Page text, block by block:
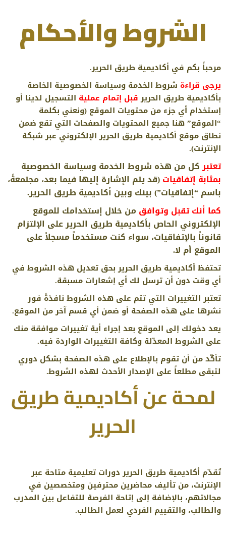
الشروط والأحكام
مرحباً بكم في أكاديمية طريق الحرير.
يرجى قراءة شروط الخدمة وسياسة الخصوصية الخاصة
بأكاديمية طريق الحريرقبل إتمام عملية التسجيل لدينا أو
إستخدام أي جزء من محتويات الموقع (ونعني بكلمة
“الموقع” هنا جميع المحتويات والصفحات التي تقع ضمن
نطاق موقع أكاديمية طريق الحرير الإلكتروني عبر شبكة
الإنترنت).
تعتبركل من هذه شروط الخدمة وسياسة الخصوصية
بمثابة إتفاقيات(قد يتم الإشارة إليها فيما بعد، مجتمعةً،
باسم “إتفاقيات”) بينك وبين أكاديمية طريق الحرير.
كما أنك تقبل وتوافقمن خلال إستخدامك للموقع
الإلكتروني الحاص بأكاديمية طريق الحرير على الإلتزام
قانوناً بالإتفاقيات، سواء كنت مستخدماً مسجلاً على
الموقع أم لا.
تحتفظ أكاديمية طريق الحرير بحق تعديل هذه الشروط في
أي وقت دون أن ترسل لك أي إشعارات مسبقة.
تعتبر التغييرات التي تتم على هذه الشروط نافذةً فور
نشرها على هذه الصفحة أو ضمن أي قسم آخر من الموقع.
يعد دخولك إلى الموقع بعد إجراء أية تغييرات موافقة منك
على الشروط المعدّلة وكافة التغييرات الواردة فيه.
تأكّد من أن تقوم بالإطلاع على هذه الصفحة بشكل دوري
لتبقى مطلعاً على الإصدار الأحدث لهذه الشروط.
لمحة عن أكاديمية طريق
الحرير
تُقدّم أكاديمية طريق الحرير دورات تعليمية متاحة عبر
الإنترنت، من تأليف محاضرين محترفين ومتخصصين في
مجالاتهم، بالإضافة إلى إتاحة الفرصة للتفاعل بين المدرب
والطالب، والتقييم الفردي لعمل الطالب.